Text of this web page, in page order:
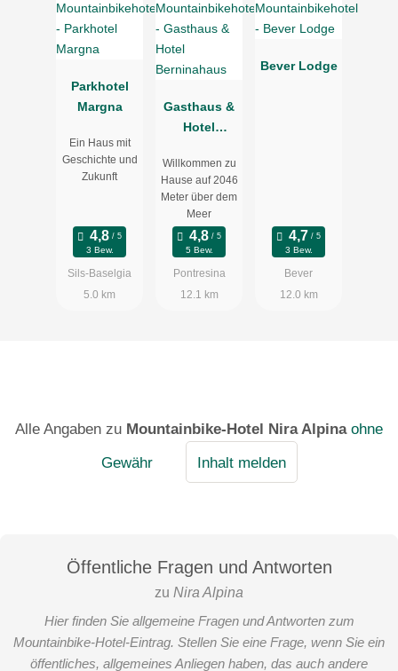
Parkhotel
Margna
Ein Haus mit
Geschichte und
Zukunft
3 Bew.
Sils-Baselgia
5.0 km
Gasthaus &
Hotel
Willkommen zu
Hause auf 2046
Meter über dem
Meer
5 Bew.
Pontresina
12.1 km
Bever Lodge
3 Bew.
Bever
12.0 km
Alle Angaben zu Mountainbike-Hotel Nira Alpina ohne
Gewähr
Inhalt melden
Öffentliche Fragen und Antworten
zu Nira Alpina
Hier finden Sie allgemeine Fragen und Antworten zum
Mountainbike-Hotel-Eintrag. Stellen Sie eine Frage, wenn Sie ein
öffentliches, allgemeines Anliegen haben, das auch andere